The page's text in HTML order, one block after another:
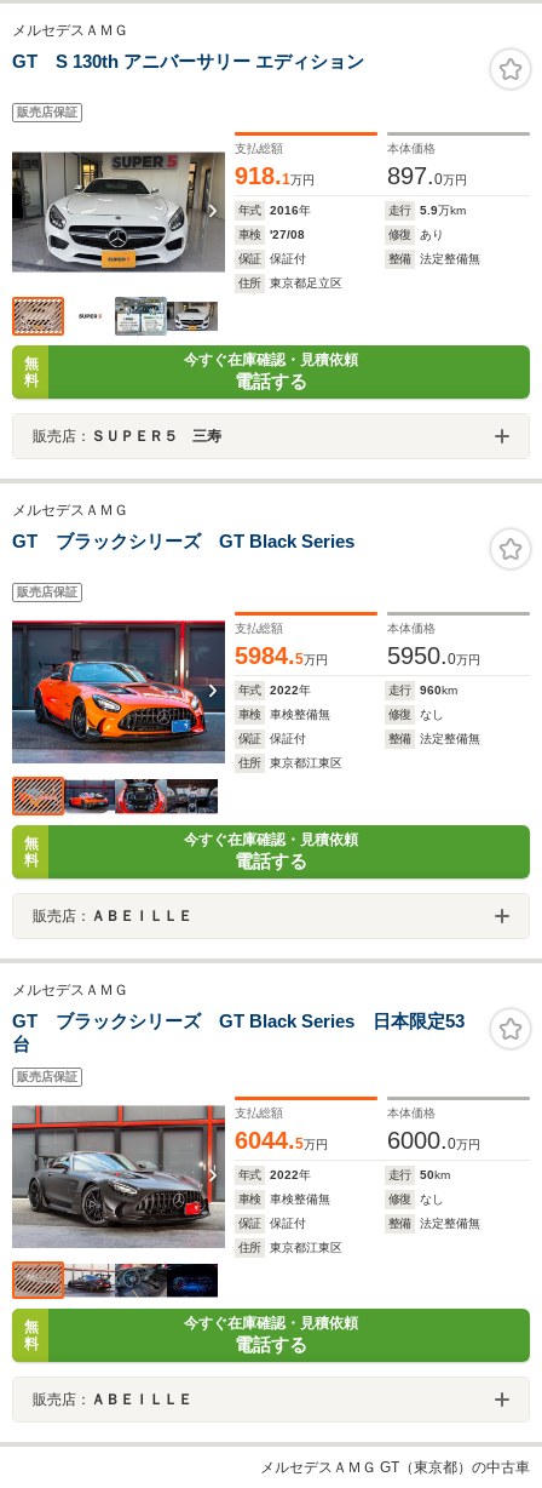
メルセデスＡＭＧ
GT S 130th アニバーサリー エディション
販売店保証
支払総額
918.1万円
本体価格
897.0万円
年式 2016年 走行 5.9万km
車検
'27/08 修復
あり
保証
保証付 整備
法定整備無
住所
東京都足立区
無
料
今すぐ在庫確認・見積依頼
電話する
販売店： ＳＵＰＥＲ５ 三寿
メルセデスＡＭＧ
GT ブラックシリーズ GT Black Series
販売店保証
支払総額
5984.5万円
本体価格
5950.0万円
年式 2022年 走行 960km
車検
車検整備無 修復
なし
保証
保証付 整備
法定整備無
住所
東京都江東区
無
料
今すぐ在庫確認・見積依頼
電話する
販売店： ＡＢＥＩＬＬＥ
メルセデスＡＭＧ
GT ブラックシリーズ GT Black Series 日本限定53
台
販売店保証
支払総額
6044.5万円
本体価格
6000.0万円
年式 2022年 走行 50km
車検
車検整備無 修復
なし
保証
保証付 整備
法定整備無
住所
東京都江東区
無
料
今すぐ在庫確認・見積依頼
電話する
販売店： ＡＢＥＩＬＬＥ
メルセデスＡＭＧ GT（東京都）の中古車